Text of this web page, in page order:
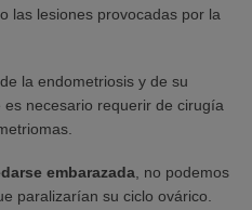
las lesiones provocadas por la
la endometriosis y de su
necesario requerir de cirugía
embarazada, no podemos
paralizarían su ciclo ovárico.